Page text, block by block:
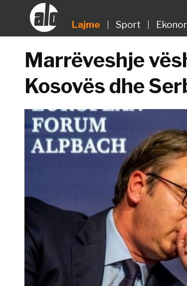
Lajme Sport
Marrëveshje
Kosovës dhe